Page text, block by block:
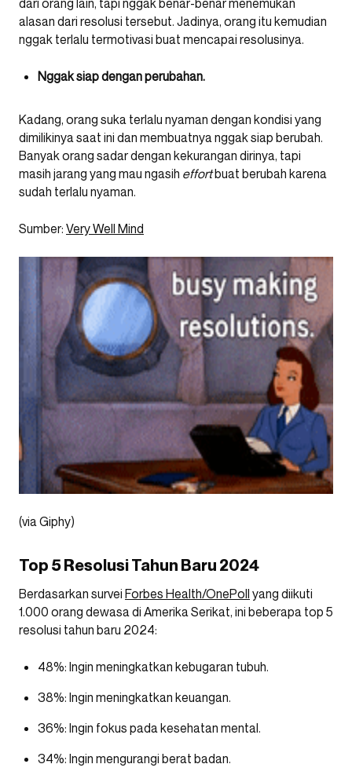
dari orang lain, tapi nggak benar-benar menemukan
alasan dari resolusi tersebut. Jadinya, orang itu kemudian
nggak terlalu termotivasi buat mencapai resolusinya.
Nggak siap dengan perubahan.
Kadang, orang suka terlalu nyaman dengan kondisi yang
dimilikinya saat ini dan membuatnya nggak siap berubah.
Banyak orang sadar dengan kekurangan dirinya, tapi
masih jarang yang mau ngasih effortbuat berubah karena
sudah terlalu nyaman.
Sumber: Very Well Mind
(via Giphy)
Top 5 Resolusi Tahun Baru 2024
Berdasarkan survei Forbes Health/OnePoll yang diikuti
1.000 orang dewasa di Amerika Serikat, ini beberapa top 5
resolusi tahun baru 2024:
48%: Ingin meningkatkan kebugaran tubuh.
38%: Ingin meningkatkan keuangan.
36%: Ingin fokus pada kesehatan mental.
34%: Ingin mengurangi berat badan.